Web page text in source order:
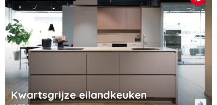
Kwartsgrijze eilandkeuken